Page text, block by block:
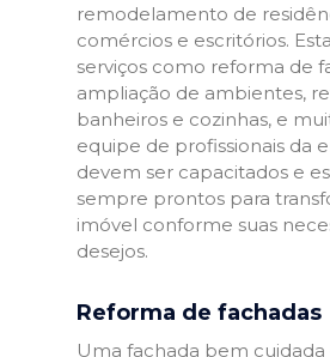
remodelamento de
comércios e escritórios.
serviços como reforma de
ampliação de ambientes,
banheiros e cozinhas, e
equipe de profissionais da
devem ser capacitados e
sempre prontos para
imóvel conforme suas
desejos.
Reforma de fachadas
Uma fachada bem